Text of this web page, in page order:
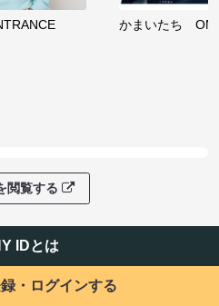
かまいたち
閲覧する
IDとは
・ログインする